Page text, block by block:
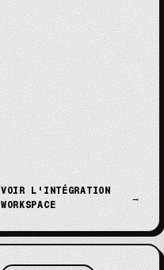
VOIR L'INTÉGRATION
WORKSPACE
→